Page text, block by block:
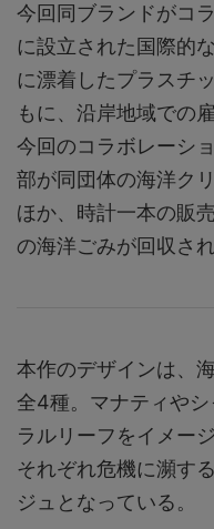
今回同ブランドがコ
に設立された国際的
に漂着したプラスチ
もに、沿岸地域での
今回のコラボレーシ
部が同団体の海洋ク
ほか、時計一本の販
の海洋ごみが回収され
本作のデザインは、
全4種。マナティや
ラルリーフをイメー
それぞれ危機に瀕す
ジュとなっている。